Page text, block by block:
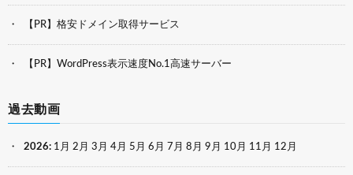
【PR】格安ドメイン取得サービス
【PR】WordPress表示速度No.1高速サーバー
過去動画
2026: 1月 2月 3月 4月 5月 6月 7月 8月 9月 10月 11月 12月